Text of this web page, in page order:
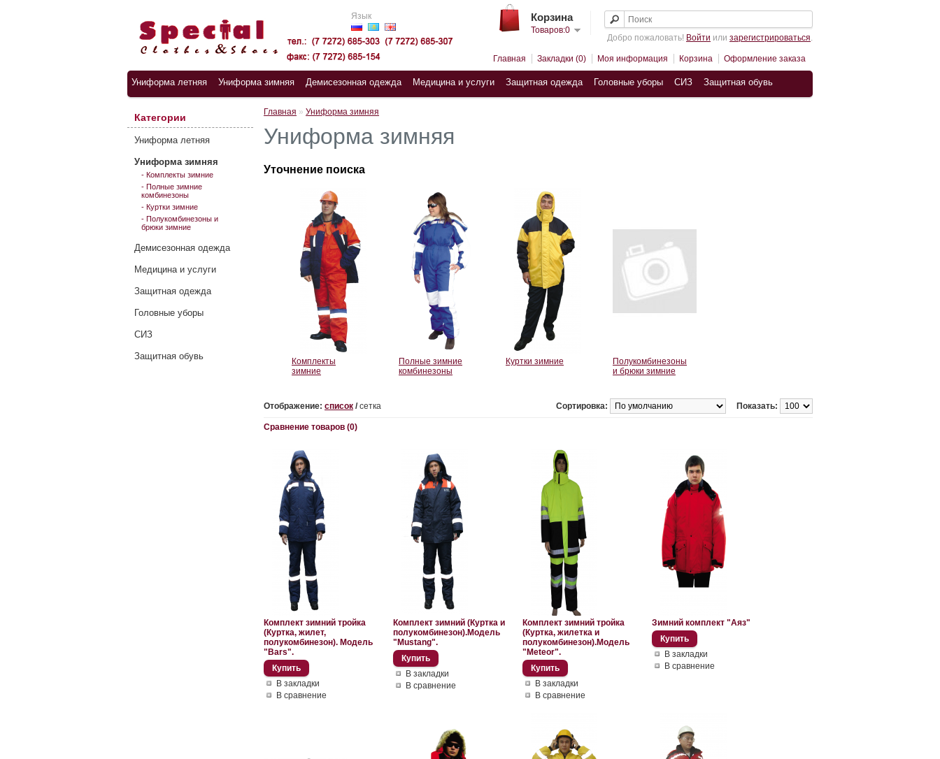
Язык Корзина
Товаров:0
Добро пожаловать! Войти или зарегистрироваться.
Главная Закладки (0) Моя информация Корзина Оформление заказа
Униформа летняя Униформа зимняя Демисезонная одежда Медицина и услуги Защитная одежда Головные уборы СИЗ Защитная обувь
Категории
Униформа летняя
Униформа зимняя
- Комплекты зимние
- Полные зимние
комбинезоны
- Куртки зимние
- Полукомбинезоны и
брюки зимние
Демисезонная одежда
Медицина и услуги
Защитная одежда
Головные уборы
СИЗ
Защитная обувь
Главная » Униформа зимняя
Униформа зимняя
Уточнение поиска
Комплекты
зимние
Полные зимние
комбинезоны
Куртки зимние
Полукомбинезоны
и брюки зимние
Отображение: список /сетка Показать:
Сортировка:
Сравнение товаров (0)
Комплект зимний тройка
(Куртка, жилет,
полукомбинезон). Модель
"Bars".
В закладки
В сравнение
Комплект зимний (Куртка и
полукомбинезон).Модель
"Mustang".
В закладки
В сравнение
Комплект зимний тройка
(Куртка, жилетка и
полукомбинезон).Модель
"Meteor".
В закладки
В сравнение
Зимний комплект "Аяз"
В закладки
В сравнение